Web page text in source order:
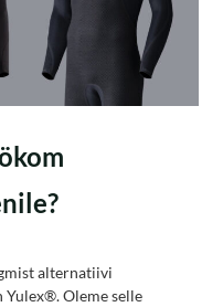
alternatiivi
Yulex®. Oleme selle